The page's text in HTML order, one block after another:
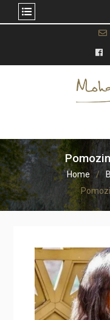
content
Home